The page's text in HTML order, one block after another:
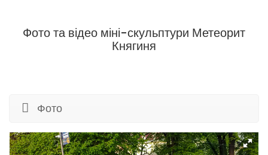
Фото та відео міні-скульптури Метеорит
Княгиня
Фото